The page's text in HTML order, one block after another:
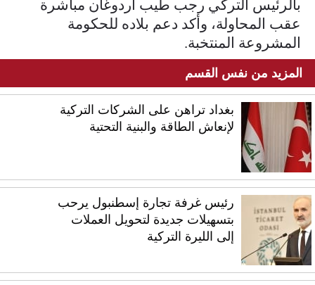
بالرئيس التركي رجب طيب أردوغان مباشرة
عقب المحاولة، وأكد دعم بلاده للحكومة
المشروعة المنتخبة.
المزيد من نفس القسم
بغداد تراهن على الشركات التركية
لإنعاش الطاقة والبنية التحتية
رئيس غرفة تجارة إسطنبول يرحب
بتسهيلات جديدة لتحويل العملات
إلى الليرة التركية